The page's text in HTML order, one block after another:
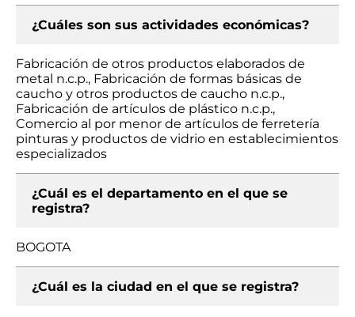
¿Cuáles son sus actividades económicas?
Fabricación de otros productos elaborados de
metal n.c.p., Fabricación de formas básicas de
caucho y otros productos de caucho n.c.p.,
Fabricación de artículos de plástico n.c.p.,
Comercio al por menor de artículos de ferretería
pinturas y productos de vidrio en establecimientos
especializados
¿Cuál es el departamento en el que se
registra?
BOGOTA
¿Cuál es la ciudad en el que se registra?